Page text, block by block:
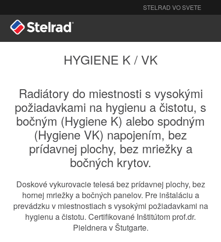
Radiátory
O nás
Pozrite
Kontakt
STELRAD VO SVETE
HYGIENE K / VK
Radiátory do miestnosti s vysokými
požiadavkami na hygienu a čistotu, s
bočným (Hygiene K) alebo spodným
(Hygiene VK) napojením, bez
prídavnej plochy, bez mriežky a
bočných krytov.
Doskové vykurovacie telesá bez prídavnej plochy, bez
hornej mriežky a bočných panelov. Pre inštaláciu a
prevádzku v miestnostiach s vysokými požiadavkami na
hygienu a čistotu. Certifikované Inštitútom prof.dr.
Pieldnera v Štutgarte.